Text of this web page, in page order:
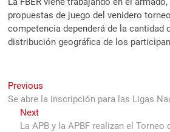
propuestas de juego del venidero
competencia dependerá de la cantidad
distribución geográfica de los
Navegación
de
entradas
Previous
post:
Se abre la inscripción para las Ligas
NextNext
post:
La APB y la APBF realizan el Torneo